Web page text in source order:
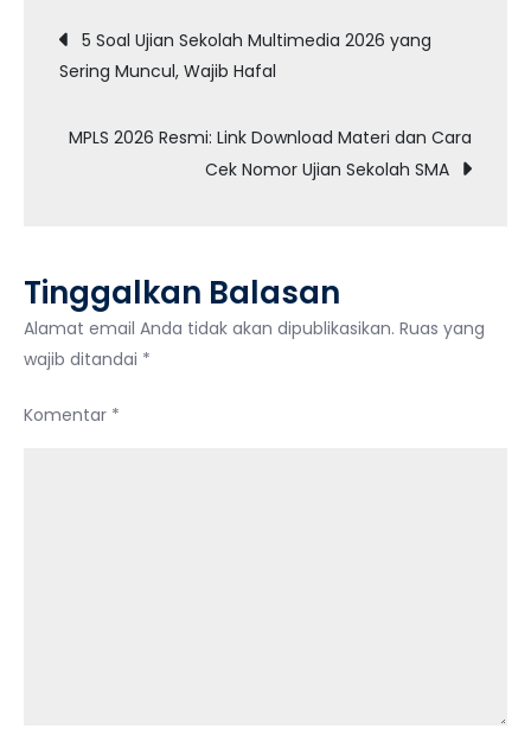
Ujian
Sekolah
Murni?
Navigasi
pos
5 Soal Ujian Sekolah Multimedia 2026 yang
Sering Muncul, Wajib Hafal
MPLS 2026 Resmi: Link Download Materi dan Cara
Cek Nomor Ujian Sekolah SMA
Tinggalkan Balasan
Alamat email Anda tidak akan dipublikasikan. Ruas yang
wajib ditandai *
Komentar *